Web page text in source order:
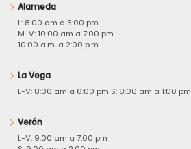
Alameda
L: 8:00 am a 5:00 pm.
M-V: 10:00 am a 7:00 pm.
10:00 a.m. a 2:00 p.m.
La Vega
L-V: 8:00 am a 6:00 pm S: 8:00 am a 1:00 pm
Verón
L-V: 9:00 am a 7:00 pm